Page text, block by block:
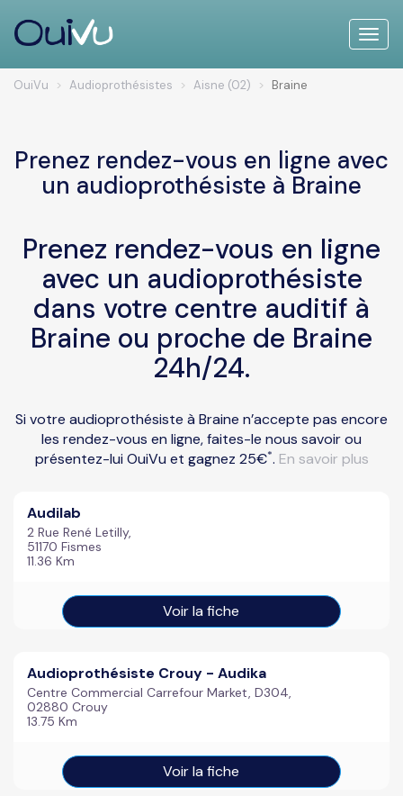
Toggle
OuiVu Audioprothésistes Aisne (02) Braine
Prenez rendez-vous en ligne avec
un audioprothésiste à Braine
Prenez rendez-vous en ligne
avec un audioprothésiste
dans votre centre auditif à
Braine ou proche de Braine
24h/24.
Si votre audioprothésiste à Braine n’accepte pas encore
les rendez-vous en ligne, faites-le nous savoir ou
présentez-lui OuiVu et gagnez 25€*. En savoir plus
Audilab
2 Rue René Letilly,
51170 Fismes
11.36 Km
Voir la fiche
Audioprothésiste Crouy - Audika
Centre Commercial Carrefour Market, D304,
02880 Crouy
13.75 Km
Voir la fiche